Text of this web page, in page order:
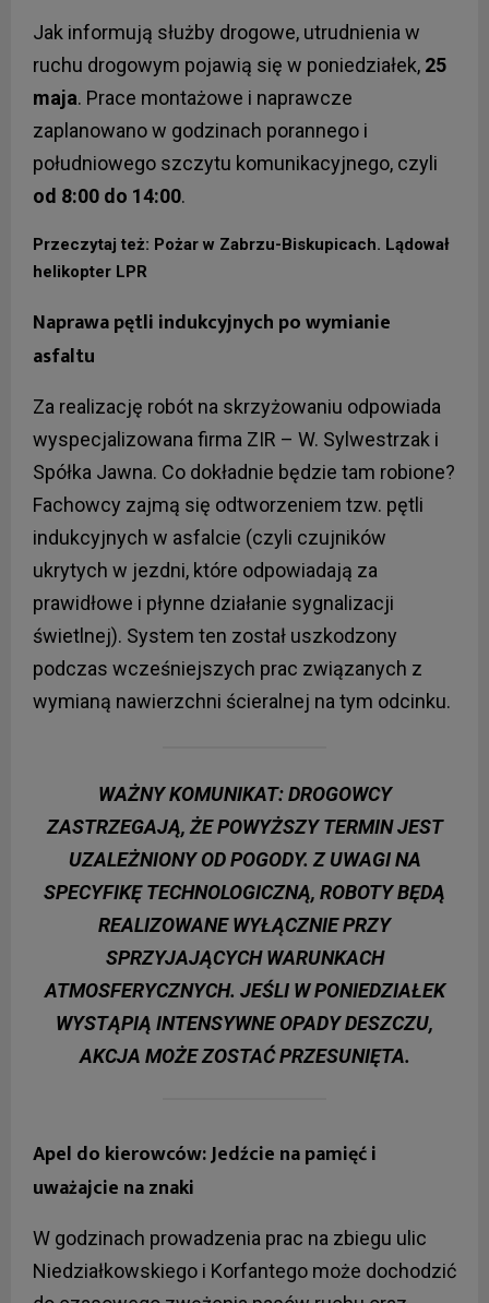
Jak informują służby drogowe, utrudnienia w
ruchu drogowym pojawią się w poniedziałek, 25
maja. Prace montażowe i naprawcze
zaplanowano w godzinach porannego i
południowego szczytu komunikacyjnego, czyli
od 8:00 do 14:00.
Przeczytaj też: Pożar w Zabrzu-Biskupicach. Lądował
helikopter LPR
Naprawa pętli indukcyjnych po wymianie
asfaltu
Za realizację robót na skrzyżowaniu odpowiada
wyspecjalizowana firma ZIR – W. Sylwestrzak i
Spółka Jawna. Co dokładnie będzie tam robione?
Fachowcy zajmą się odtworzeniem tzw. pętli
indukcyjnych w asfalcie (czyli czujników
ukrytych w jezdni, które odpowiadają za
prawidłowe i płynne działanie sygnalizacji
świetlnej). System ten został uszkodzony
podczas wcześniejszych prac związanych z
wymianą nawierzchni ścieralnej na tym odcinku.
WAŻNY KOMUNIKAT:DROGOWCY
ZASTRZEGAJĄ, ŻE POWYŻSZY TERMIN JEST
UZALEŻNIONY OD POGODY. Z UWAGI NA
SPECYFIKĘ TECHNOLOGICZNĄ, ROBOTY BĘDĄ
REALIZOWANEWYŁĄCZNIE PRZY
SPRZYJAJĄCYCH WARUNKACH
ATMOSFERYCZNYCH. JEŚLI W PONIEDZIAŁEK
WYSTĄPIĄ INTENSYWNE OPADY DESZCZU,
AKCJA MOŻE ZOSTAĆ PRZESUNIĘTA.
Apel do kierowców: Jedźcie na pamięć i
uważajcie na znaki
W godzinach prowadzenia prac na zbiegu ulic
Niedziałkowskiego i Korfantego może dochodzić